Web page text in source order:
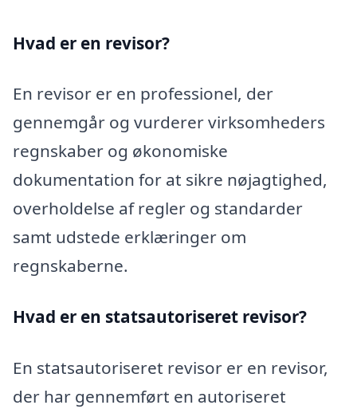
Hvad er en revisor?
En revisor er en professionel, der
gennemgår og vurderer virksomheders
regnskaber og økonomiske
dokumentation for at sikre nøjagtighed,
overholdelse af regler og standarder
samt udstede erklæringer om
regnskaberne.
Hvad er en statsautoriseret revisor?
En statsautoriseret revisor er en revisor,
der har gennemført en autoriseret